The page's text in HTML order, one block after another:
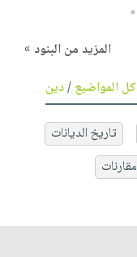
5
المزيد من البنود »
كل المواضيع/دين
تاريخ الديانات
مقارنات